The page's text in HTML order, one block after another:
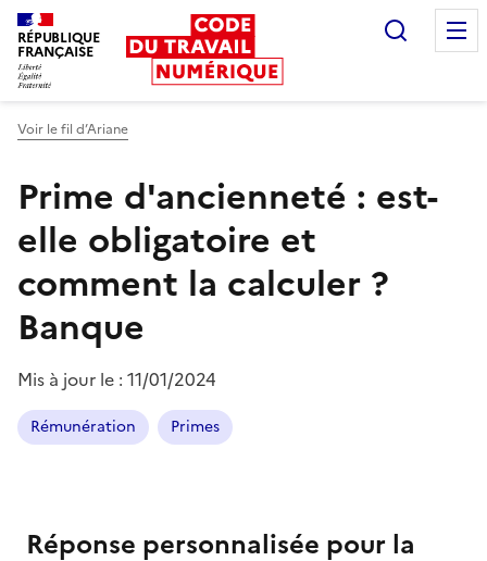
RÉPUBLIQUE
FRANÇAISE
Voir le fil d’Ariane
Prime d'ancienneté : est-
elle obligatoire et
comment la calculer ?
Banque
Mis à jour le : 11/01/2024
Rémunération Primes
Réponse personnalisée pour la